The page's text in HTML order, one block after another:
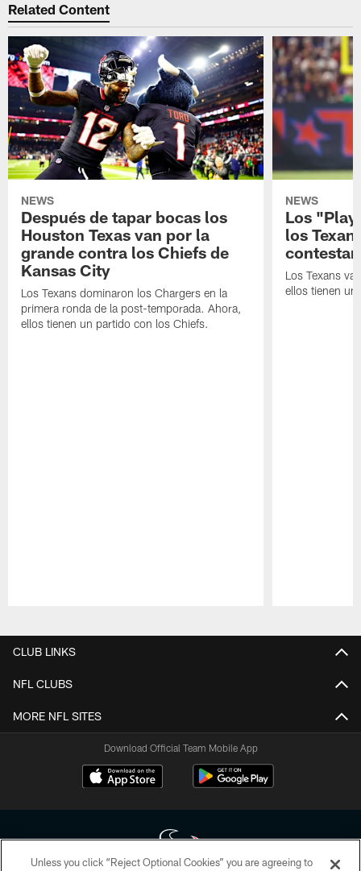
Related Content
NEWS
Después de tapar bocas los
Houston Texas van por la
grande contra los Chiefs de
Kansas City
Los Texans dominaron los Chargers en la
primera ronda de la post-temporada. Ahora,
ellos tienen un partido con los Chiefs.
NEWS
Los
los
contestar
Los Texans
ellos tienen un
CLUB LINKS
NFL CLUBS
MORE NFL SITES
Download Official Team Mobile App
Unless you click “Reject Optional Cookies” you are agreeing to